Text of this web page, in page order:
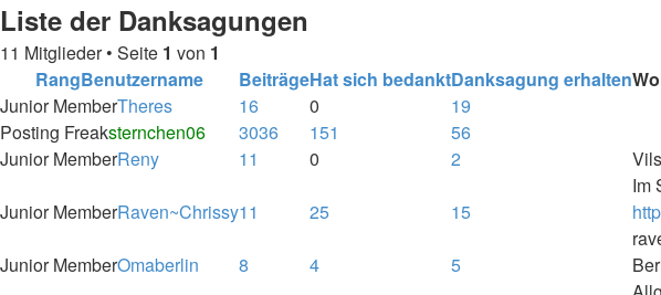
Liste der Danksagungen
11 Mitglieder • Seite 1 von 1
RangBenutzername BeiträgeHat sich bedanktDanksagung erhalten
Junior MemberTheres 16 0 19
Posting Freaksternchen06 3036 151 56
Junior MemberReny 11 0 2
Junior MemberRaven~Chrissy11 25 15
Im
Junior MemberOmaberlin 8 4 5